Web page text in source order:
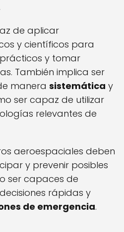
de aplicar
y científicos para
y tomar
También implica ser
manera sistemática y
ser capaz de utilizar
relevantes de
aeroespaciales deben
y prevenir posibles
ser capaces de
rápidas y
de emergencia.